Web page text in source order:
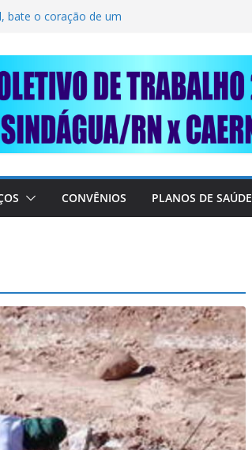
O NOSSO
SINDÁGUA/RN! 📢
debate com o Ministro
CONVÊNIOS PLANOS DE SAÚDE